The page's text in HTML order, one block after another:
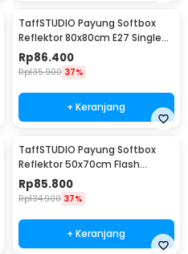
TaffSTUDIO Payung Softbox
Reflektor 80x80cm E27 Single
Socket - LD-TZ206
Rp86.400
Rp135.900 37%
+ Keranjang
TaffSTUDIO Payung Softbox
Reflektor 50x70cm Flash
Mount - CY50
Rp85.800
Rp134.900 37%
+ Keranjang